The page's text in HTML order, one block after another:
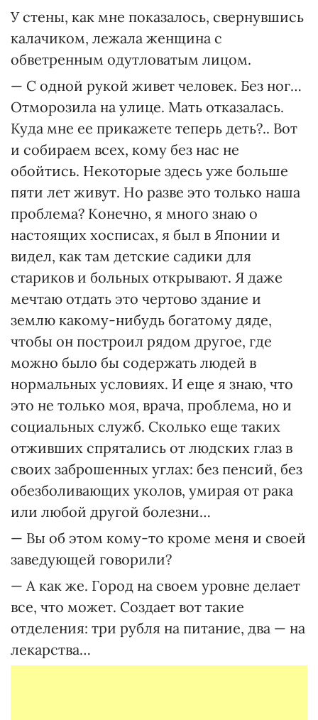
У стены, как мне показалось, свернувшись
калачиком, лежала женщина с
обветренным одутловатым лицом.
— С одной рукой живет человек. Без ног…
Отморозила на улице. Мать отказалась.
Куда мне ее прикажете теперь деть?.. Вот
и собираем всех, кому без нас не
обойтись. Некоторые здесь уже больше
пяти лет живут. Но разве это только наша
проблема? Конечно, я много знаю о
настоящих хосписах, я был в Японии и
видел, как там детские садики для
стариков и больных открывают. Я даже
мечтаю отдать это чертово здание и
землю какому-нибудь богатому дяде,
чтобы он построил рядом другое, где
можно было бы содержать людей в
нормальных условиях. И еще я знаю, что
это не только моя, врача, проблема, но и
социальных служб. Сколько еще таких
отживших спрятались от людских глаз в
своих заброшенных углах: без пенсий, без
обезболивающих уколов, умирая от рака
или любой другой болезни…
— Вы об этом кому-то кроме меня и своей
заведующей говорили?
— А как же. Город на своем уровне делает
все, что может. Создает вот такие
отделения: три рубля на питание, два — на
лекарства…